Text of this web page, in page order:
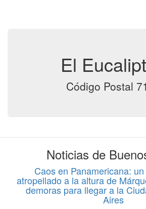
El
Código Postal
Noticias de
Caos en Panamericana:
atropellado a la altura de
demoras para llegar a la
Aires